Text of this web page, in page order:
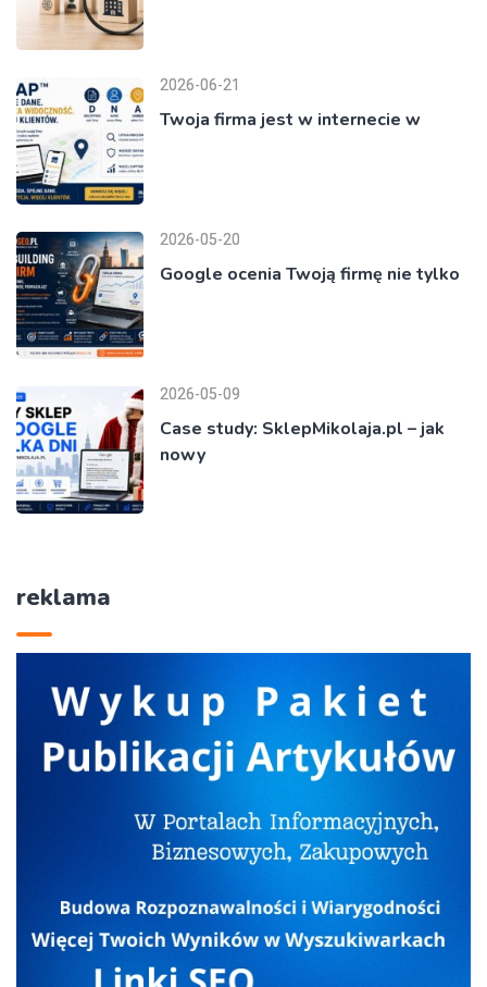
2026-06-21
Twoja firma jest w internecie w
2026-05-20
Google ocenia Twoją firmę nie tylko
2026-05-09
Case study: SklepMikolaja.pl – jak
nowy
reklama